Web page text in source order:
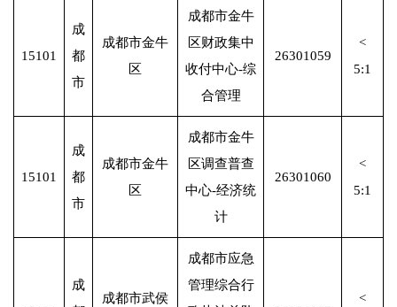
15101
成
都
市
成都市金牛
区
成都市金牛
区财政集中
收付中心-综
合管理
26301059
<
5:1
15101
成
都
市
成都市金牛
区
成都市金牛
区调查普查
中心-经济统
计
26301060
<
5:1
成
成都市武侯
成都市应急
管理综合行
<